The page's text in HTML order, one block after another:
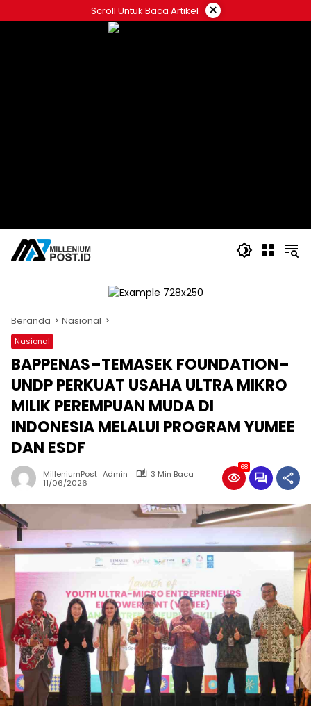
ke
Scroll Untuk Baca Artikel ×
Beranda Nasional
Nasional
BAPPENAS–TEMASEK FOUNDATION–
UNDP PERKUAT USAHA ULTRA MIKRO
MILIK PEREMPUAN MUDA DI
INDONESIA MELALUI PROGRAM YUMEE
DAN ESDF
MilleniumPost_Admin
3 Min Baca
11/06/2026
68